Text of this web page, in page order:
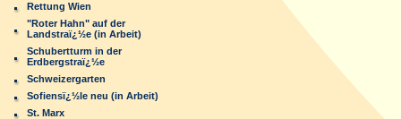
Rettung Wien
"Roter Hahn" auf der
Landstraï¿½e (in Arbeit)
Schubertturm in der
Erdbergstraï¿½e
Schweizergarten
Sofiensï¿½le neu (in Arbeit)
St. Marx